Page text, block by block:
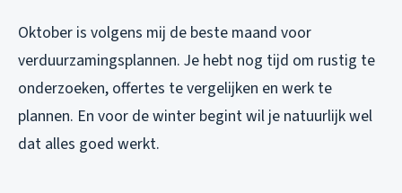
Oktober is volgens mij de beste maand voor
verduurzamingsplannen. Je hebt nog tijd om rustig te
onderzoeken, offertes te vergelijken en werk te
plannen. En voor de winter begint wil je natuurlijk wel
dat alles goed werkt.